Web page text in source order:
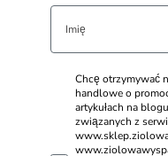
Chcę otrzymywać
handlowe o
artykułach na
związanych z